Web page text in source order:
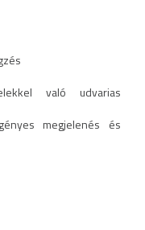
való udvarias
megjelenés és